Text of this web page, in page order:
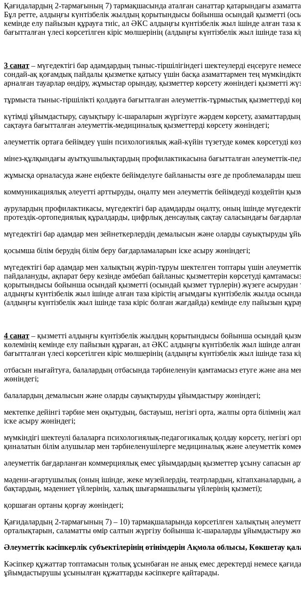
Қағидалардың 2-тармағының 7) тармақшасында аталған санаттар қатарындағы
Бұл ретте, алдыңғы күнтізбелік жылдың қорытындысы бойынша осындай қызметті
кемінде елу пайызын құрауға тиіс, ал ӘКС алдыңғы күнтізбелік жыл ішінде алған
бағытталған үлесі көрсетілген кіріс мөлшерінің (алдыңғы күнтізбелік жыл ішінде
3 санат – мүгедектігі бар адамдардың тыныс-тіршілігіндегі шектеулерді еңсеруге
сондай-ақ қоғамдық пайдалы қызметке қатысу үшін басқа азаматтармен тең
арналған тауарлар өндіру, жұмыстар орындау, қызметтер көрсету жөніндегі қызметті
тұрмыста тыныс-тіршілікті қолдауға бағытталған әлеуметтік-тұрмыстық қызметтерді
күтімді ұйымдастыру, сауықтыру іс-шараларын жүргізуге жәрдем көрсету,
сақтауға бағытталған әлеуметтік-медициналық қызметтерді көрсету жөніндегі;
әлеуметтік ортаға бейімдеу үшін психологиялық жай-күйін түзетуде көмек көрсетуді
мінез-құлқындағы ауытқушылықтардың профилактикасына бағытталған әлеуметтік-
жұмысқа орналасуда және еңбекте бейімделуге байланысты өзге де проблемаларды
коммуникациялық әлеуетті арттыруды, оңалту мен әлеуметтік бейімдеуді көздейтін
аурулардың профилактикасы, мүгедектігі бар адамдарды оңалту, оның ішінде
протездік-ортопедиялық құралдарды, цифрлық денсаулық сақтау саласындағы
мүгедектігі бар адамдар мен зейнеткерлердің демалысын және оларды сауықтыруды
қосымша білім берудің білім беру бағдарламаларын іске асыру жөніндегі;
мүгедектігі бар адамдар мен халықтың жүріп-тұруы шектелген топтары үшін
пайдалануды, ақпарат беру кезінде әмбебап байланыс қызметтерін көрсетуді
қорытындысы бойынша осындай қызметті (осындай қызмет түрлерін) жүзеге асырудан
алдыңғы күнтізбелік жыл ішінде алған таза кірістің ағымдағы күнтізбелік жылда
(алдыңғы күнтізбелік жыл ішінде таза кіріс болған жағдайда) кемінде елу пайызын
4 санат – қызметті алдыңғы күнтізбелік жылдың қорытындысы бойынша осындай
көлемінің кемінде елу пайызын құраған, ал ӘКС алдыңғы күнтізбелік жыл ішінде
бағытталған үлесі көрсетілген кіріс мөлшерінің (алдыңғы күнтізбелік жыл ішінде
отбасын нығайтуға, балалардың отбасында тәрбиеленуін қамтамасыз етуге және ана
жөніндегі;
балалардың демалысын және оларды сауықтыруды ұйымдастыру жөніндегі;
мектепке дейінгі тәрбие мен оқытудың, бастауыш, негізгі орта, жалпы орта білімнің
іске асыру жөніндегі;
мүмкіндігі шектеулі балаларға психологиялық-педагогикалық қолдау көрсету,
қиналатын білім алушылар мен тәрбиеленушілерге медициналық және әлеуметтік
әлеуметтік бағдарланған коммерциялық емес ұйымдардың қызметтер ұсыну сапасын
мәдени-ағартушылық (оның ішінде, жеке музейлердің, театрлардың,
бақтардың, мәдениет үйлерінің, халық шығармашылығы үйлерінің қызметі);
қоршаған ортаны қорғау жөніндегі;
Қағидалардың 2-тармағының 7) – 10) тармақшаларында көрсетілген халықтың
орталықтарын, саламатты өмір салтын жүргізу бойынша іс-шараларды ұйымдастыру
Әлеуметтік кәсіпкерлік субъектілерінің өтінімдерін Ақмола облысы,
Кәсіпкер құжаттар топтамасын толық ұсынбаған не анық емес деректерді немесе
ұйымдастырушы ұсынылған құжаттарды кәсіпкерге қайтарады.